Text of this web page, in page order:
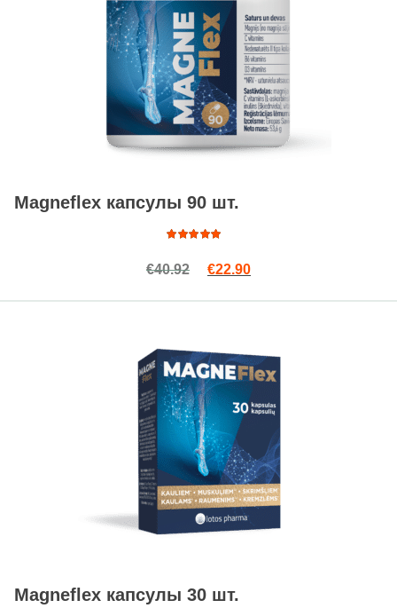
Magneflex капсулы 90 шт.
4.83
из
€40.92 Первоначальная цена
€22.90Текущая цена:
Magneflex капсулы 30 шт.